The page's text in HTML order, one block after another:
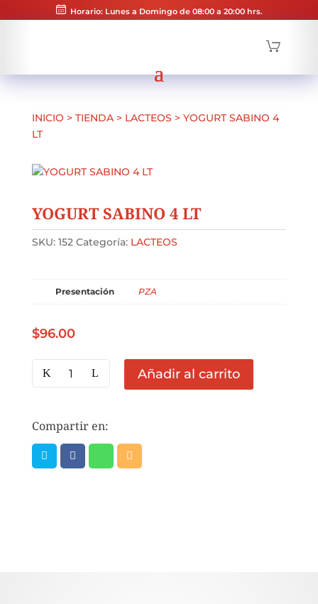
Horario: Lunes a Domingo de 08:00 a 20:00 hrs.
INICIO > TIENDA> LACTEOS > YOGURT SABINO 4
LT
YOGURT SABINO 4 LT
SKU: 152 Categoría: LACTEOS
Presentación PZA
$96.00
YOGURT
SABINO
cantidad
Añadir al carrito
Compartir en: